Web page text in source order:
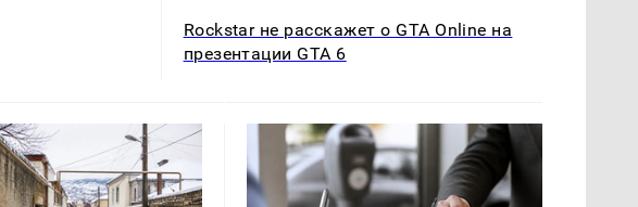
Rockstar не расскажет о GTA Online на
презентации GTA 6